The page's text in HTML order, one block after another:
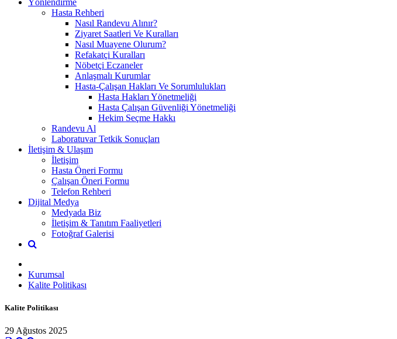
Hasta Rehberi
Nasıl Randevu Alınır?
Ziyaret Saatleri Ve Kuralları
Nasıl Muayene Olurum?
Refakatçi Kuralları
Nöbetçi Eczaneler
Anlaşmalı Kurumlar
Hasta-Çalışan Hakları Ve Sorumlulukları
Hasta Hakları Yönetmeliği
Hasta Çalışan Güvenliği Yönetmeliği
Hekim Seçme Hakkı
Randevu Al
Laboratuvar Tetkik Sonuçları
İletişim & Ulaşım
İletişim
Hasta Öneri Formu
Çalışan Öneri Formu
Telefon Rehberi
Dijital Medya
Medyada Biz
İletişim & Tanıtım Faaliyetleri
Fotoğraf Galerisi
Kurumsal
Kalite Politikası
Kalite Politikası
29 Ağustos 2025